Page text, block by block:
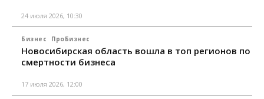
24 июля 2026, 10:30
Бизнес ПроБизнес
Новосибирская область вошла в топ регионов по
смертности бизнеса
17 июля 2026, 12:00